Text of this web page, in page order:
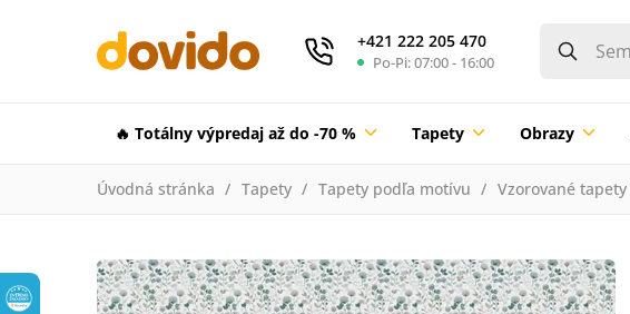
+421 222 205 470
Po-Pi: 07:00 - 16:00
🔥 Totálny výpredaj až do -70 % Tapety Obrazy
Úvodná stránka Tapety Tapety podľa motívu Vzorované tapety